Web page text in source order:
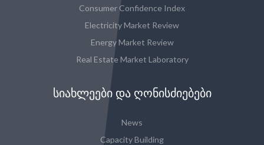
Consumer Confidence Index
Electricity Market Review
Energy Market Review
Real Estate Market Laboratory
ᲡᲘᲐᲮᲚᲔᲔᲑᲘ ᲓᲐ ᲦᲝᲜᲘᲡᲫᲘᲔᲑᲔᲑᲘ
News
Capacity Building